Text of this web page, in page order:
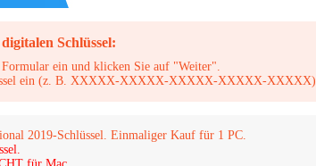
Schlüssel:
Formular ein und klicken Sie auf "Weiter".
ein (z. B. XXXXX-XXXXX-XXXXX-XXXXX-XXXXX)
2019-Schlüssel. Einmaliger Kauf für 1 PC.